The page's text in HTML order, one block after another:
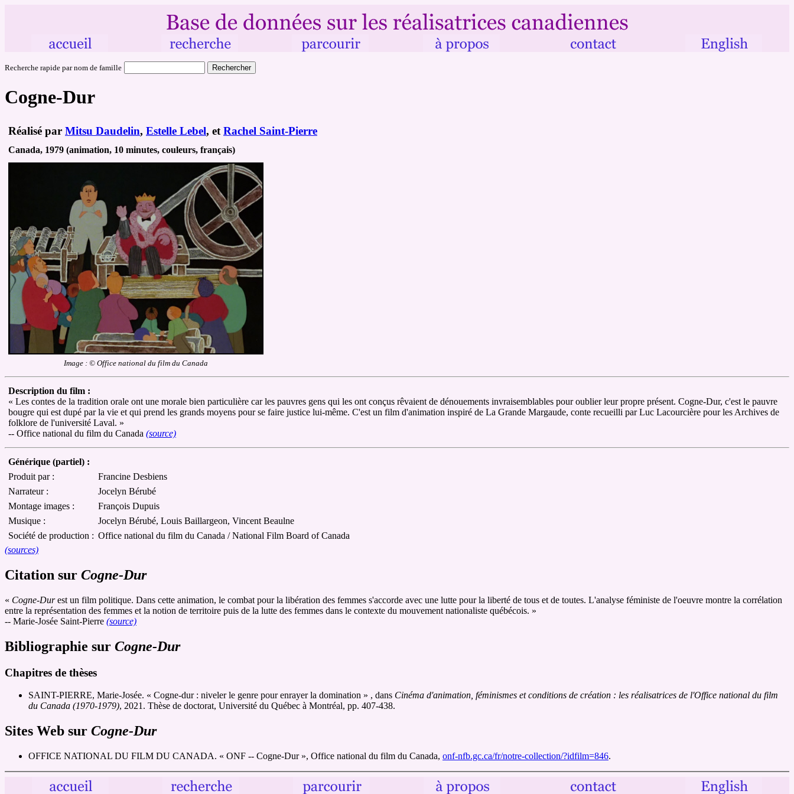
Recherche rapide par nom de famille
Cogne-Dur
Réalisé par Mitsu Daudelin, Estelle Lebel, et Rachel Saint-Pierre
Canada, 1979 (animation, 10 minutes, couleurs, français)
Image : © Office national du film du Canada
Description du film :
« Les contes de la tradition orale ont une morale bien particulière car les pauvres gens qui les ont conçus rêvaient de dénouements invraisemblables pour oublier leur propre présent. Cogne-Dur, c'est le pauvre
bougre qui est dupé par la vie et qui prend les grands moyens pour se faire justice lui-même. C'est un film d'animation inspiré de La Grande Margaude, conte recueilli par Luc Lacourcière pour les Archives de
folklore de l'université Laval. »
-- Office national du film du Canada (source)
Générique (partiel) :
Produit par :
Francine Desbiens
Narrateur :
Jocelyn Bérubé
Montage images :
François Dupuis
Musique :
Jocelyn Bérubé, Louis Baillargeon, Vincent Beaulne
Société de production : Office national du film du Canada / National Film Board of Canada
(sources)
Citation sur Cogne-Dur
« Cogne-Durest un film politique. Dans cette animation, le combat pour la libération des femmes s'accorde avec une lutte pour la liberté de tous et de toutes. L'analyse féministe de l'oeuvre montre la corrélation
entre la représentation des femmes et la notion de territoire puis de la lutte des femmes dans le contexte du mouvement nationaliste québécois. »
-- Marie-Josée Saint-Pierre (source)
Bibliographie sur Cogne-Dur
Chapitres de thèses
SAINT-PIERRE, Marie-Josée. « Cogne-dur : niveler le genre pour enrayer la domination » , dans Cinéma d'animation, féminismes et conditions de création : les réalisatrices de l'Office national du film
du Canada (1970-1979), 2021. Thèse de doctorat, Université du Québec à Montréal, pp. 407-438.
Sites Web sur Cogne-Dur
OFFICE NATIONAL DU FILM DU CANADA. « ONF -- Cogne-Dur », Office national du film du Canada, onf-nfb.gc.ca/fr/notre-collection/?idfilm=846.